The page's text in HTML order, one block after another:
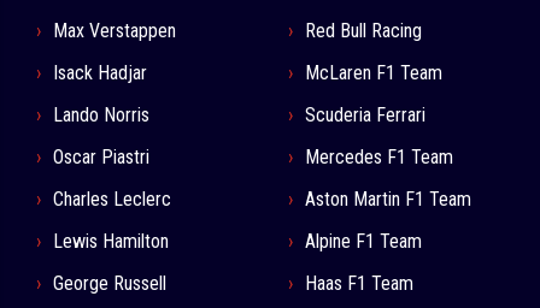
Max Verstappen
Isack Hadjar
Lando Norris
Oscar Piastri
Charles Leclerc
Lewis Hamilton
George Russell
Red Bull Racing
McLaren F1 Team
Scuderia Ferrari
Mercedes F1 Team
Aston Martin F1 Team
Alpine F1 Team
Haas F1 Team